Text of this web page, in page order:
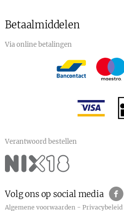
Betaalmiddelen
Via online betalingen
Verantwoord bestellen
Volg ons op social media
Algemene voorwaarden -Privacybeleid